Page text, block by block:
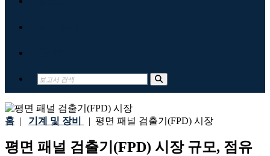
홈 | 기계 및 장비 | 평면 패널 검출기(FPD) 시장
평면 패널 검출기(FPD) 시장 규모, 점유